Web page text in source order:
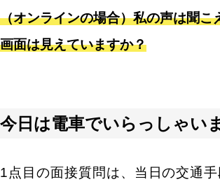
さい。
転職先を選ぶ上で、何を重視して
いですか？
（オンラインの場合）私の声は聞こ
画面は見えていますか？
今日は電車でいらっしゃい
1点目の面接質問は、当日の交通